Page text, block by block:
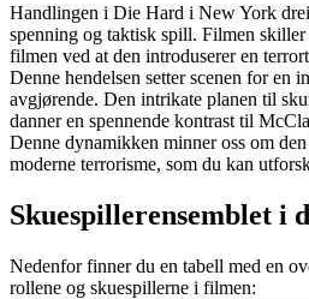
Handlingen i Die Hard i New York
spenning og taktisk spill. Filmen
filmen ved at den introduserer en
Denne hendelsen setter scenen for en
avgjørende. Den intrikate planen til
danner en spennende kontrast til
Denne dynamikken minner oss om
moderne terrorisme, som du kan
Skuespillerensemblet i
Nedenfor finner du en tabell med en
rollene og skuespillerne i filmen: